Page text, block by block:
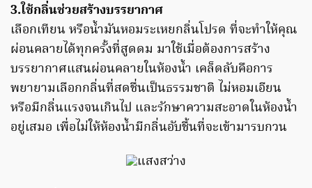
3.ใช้กลิ่นช่วยสร้างบรรยากาศ
เลือกเทียน หรือน้ำมันหอมระเหยกลิ่นโปรด ที่จะทำให้คุณ
ผ่อนคลายได้ทุกครั้งที่สูดดม มาใช้เมื่อต้องการสร้าง
บรรยากาศแสนผ่อนคลายในห้องน้ำ เคล็ดลับคือการ
พยายามเลือกกลิ่นที่สดชื่นเป็นธรรมชาติ ไม่หอมเอียน
หรือมีกลิ่นแรงจนเกินไป และรักษาความสะอาดในห้องน้ำ
อยู่เสมอ เพื่อไม่ให้ห้องน้ำมีกลิ่นอับชื้นที่จะเข้ามารบกวน